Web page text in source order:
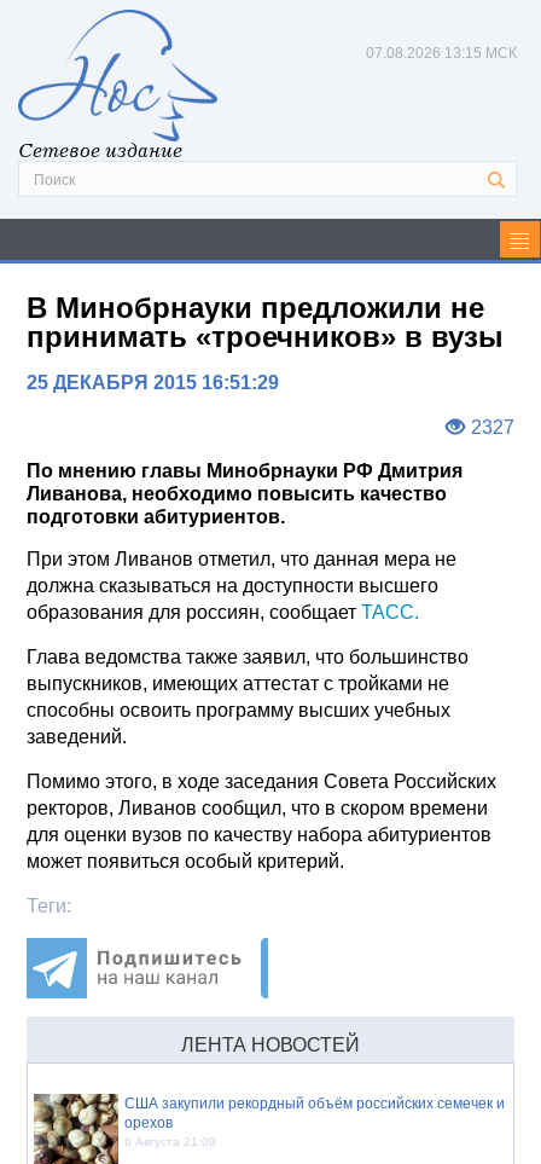
Сетевое издание
07.08.2026 13:15 МСК
В Минобрнауки предложили не
принимать «троечников» в вузы
25 ДЕКАБРЯ 2015 16:51:29
2327
По мнению главы Минобрнауки РФ Дмитрия
Ливанова, необходимо повысить качество
подготовки абитуриентов.
При этом Ливанов отметил, что данная мера не
должна сказываться на доступности высшего
образования для россиян, сообщаетТАСС.
Глава ведомства также заявил, что большинство
выпускников, имеющих аттестат с тройками не
способны освоить программу высших учебных
заведений.
Помимо этого, в ходе заседания Совета Российских
ректоров, Ливанов сообщил, что в скором времени
для оценки вузов по качеству набора абитуриентов
может появиться особый критерий.
Теги:
ЛЕНТА НОВОСТЕЙ
США закупили рекордный объём российских семечек и
орехов
6 Августа 21:09